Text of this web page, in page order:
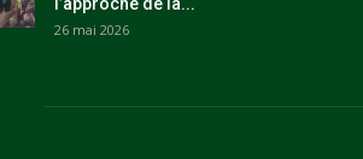
l’approche de la...
26 mai 2026